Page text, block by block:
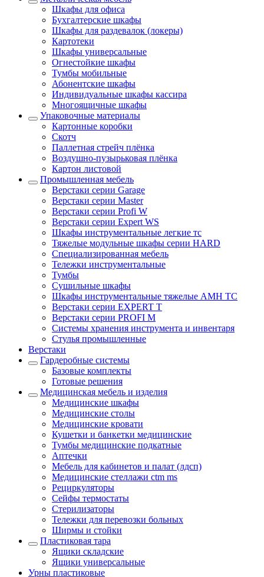
Шкафы для офиса
Бухгалтерские шкафы
Шкафы для раздевалок (локеры)
Картотеки
Шкафы универсальные
Огнестойкие шкафы
Тумбы мобильные
Абонентские шкафы
Индивидуальные шкафы кассира
Многоящичные шкафы
Упаковочные материалы
Картонные коробки
Скотч
Паллетная стрейч плёнка
Воздушно-пузырьковая плёнка
Картон листовой
Промышленная мебель
Верстаки серии Garage
Верстаки серии Master
Верстаки серии Profi W
Верстаки серии Expert WS
Шкафы инструментальные легкие тс
Тяжелые модульные шкафы серии HARD
Cпециализированная мебель
Тележки инструментальные
Тумбы
Cушильные шкафы
Шкафы инструментальные тяжелые AMH TC
Верстаки серии EXPERT T
Верстаки серии PROFI M
Системы хранения инструмента и инвентаря
Стулья промышленные
Верстаки
Гардеробные системы
Базовые комплекты
Готовые решения
Медицинская мебель и изделия
Медицинские шкафы
Медицинские столы
Медицинские кровати
Кушетки и банкетки медицинские
Тумбы медицинские подкатные
Аптечки
Мебель для кабинетов и палат (лдсп)
Медицинские стеллажи ctm ms
Рециркуляторы
Сейфы термостаты
Стерилизаторы
Тележки для перевозки больных
Ширмы и стойки
Пластиковая тара
Ящики складские
Ящики универсальные
Урны пластиковые